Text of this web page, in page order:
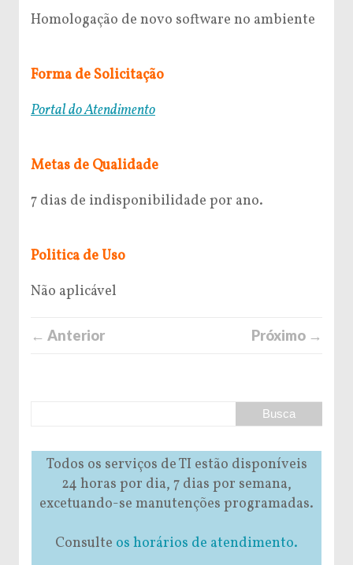
Homologação de novo software no ambiente
Forma de Solicitação
Portal do Atendimento
Metas de Qualidade
7 dias de indisponibilidade por ano.
Politica de Uso
Não aplicável
← Anterior Próximo →
Todos os serviços de TI estão disponíveis
24 horas por dia, 7 dias por semana,
excetuando-se manutenções programadas.
Consulte os horários de atendimento.